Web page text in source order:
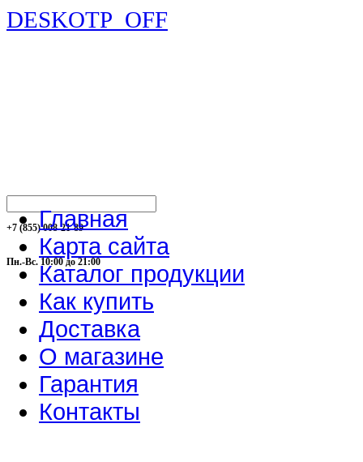
DESKOTP_OFF
+7 (855) 008-21-89
Пн.-Вс. 10:00 до 21:00
Главная
Карта сайта
Каталог продукции
Как купить
Доставка
О магазине
Гарантия
Контакты